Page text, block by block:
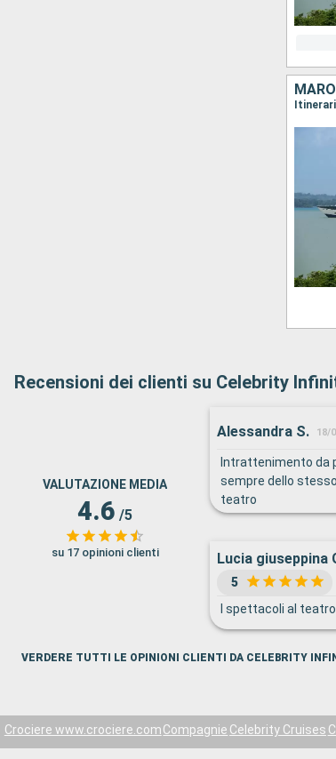
Recensioni dei clienti su Celebrity
VALUTAZIONE MEDIA
4.6 /5
su 17 opinioni clienti
Alessandra S. 18/
Intrattenimento da
sempre dello
teatro
Lucia giuseppina
5
I spettacoli al
VERDERE TUTTI LE OPINIONI CLIENTI DA CELEBRITY
Crociere www.crociere.comCompagnie Celebrity Cruises